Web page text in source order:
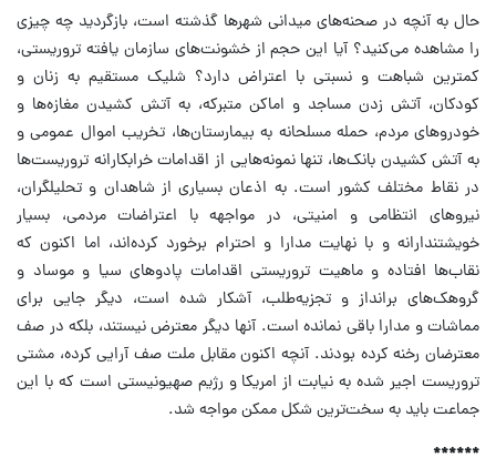
حال به آنچه در صحنه‌های میدانی شهر‌ها گذشته است، بازگردید چه چیزی
را مشاهده می‌کنید؟ آیا این حجم از خشونت‌های سازمان یافته تروریستی،
کمترین شباهت و نسبتی با اعتراض دارد؟ شلیک مستقیم به زنان و
کودکان، آتش زدن مساجد و اماکن متبرکه، به آتش کشیدن مغازه‌ها و
خودرو‌های مردم، حمله مسلحانه به بیمارستان‌ها، تخریب اموال عمومی و
به آتش کشیدن بانک‌ها، تنها نمونه‌هایی از اقدامات خرابکارانه تروریست‌ها
در نقاط مختلف کشور است. به اذعان بسیاری از شاهدان و تحلیلگران،
نیرو‌های انتظامی و امنیتی، در مواجهه با اعتراضات مردمی، بسیار
خویشتندارانه و با نهایت مدارا و احترام برخورد کرده‌اند، اما اکنون که
نقاب‌ها افتاده و ماهیت تروریستی اقدامات پادو‌های سیا و موساد و
گروهک‌های برانداز و تجزیه‌طلب، آشکار شده است، دیگر جایی برای
مماشات و مدارا باقی نمانده است. آنها دیگر معترض نیستند، بلکه در صف
معترضان رخنه کرده بودند. آنچه اکنون مقابل ملت صف آرایی کرده، مشتی
تروریست اجیر شده به نیابت از امریکا و رژیم صهیونیستی است که با این
جماعت باید به سخت‌ترین شکل ممکن مواجه شد.
******